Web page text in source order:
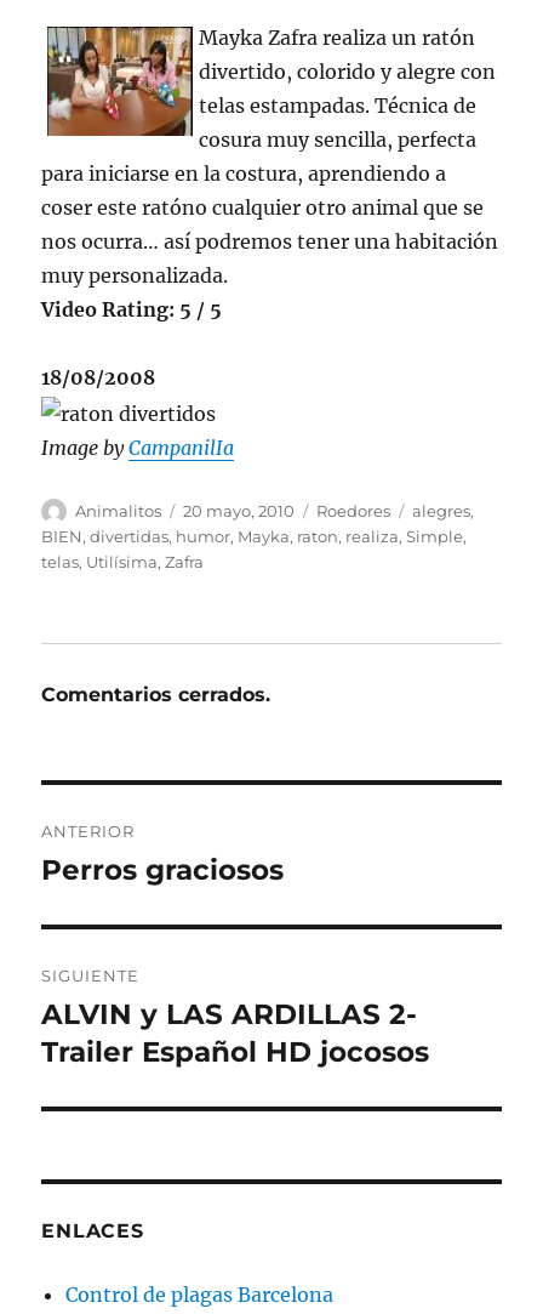
Mayka Zafra realiza un ratón
divertido, colorido y alegre con
telas estampadas. Técnica de
cosura muy sencilla, perfecta
para iniciarse en la costura, aprendiendo a
coser este ratóno cualquier otro animal que se
nos ocurra… así podremos tener una habitación
muy personalizada.
Video Rating: 5 / 5
18/08/2008
Image byCampanilIa
Autor
Animalitos
Publicado
el
20 mayo, 2010 Categorías
Roedores Etiquetas
alegres,
BIEN,divertidas, humor, Mayka, raton, realiza,Simple,
telas, Utilísima,Zafra
Comentarios cerrados.
de
ANTERIOR
Entrada
Perros graciosos
SIGUIENTE
Entrada
siguiente:
ALVIN y LAS ARDILLAS 2-
Trailer Español HD jocosos
ENLACES
Control de plagas Barcelona